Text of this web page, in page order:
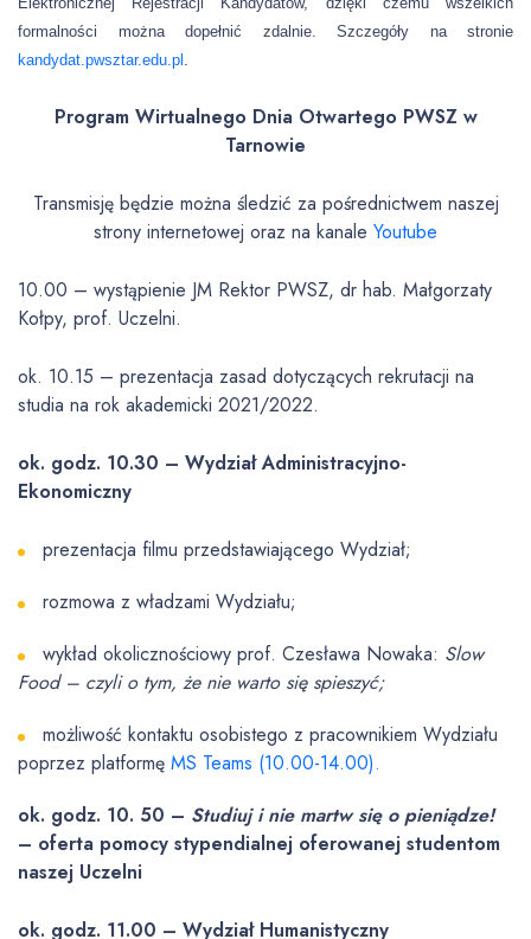
formalności można dopełnić zdalnie. Szczegóły na stronie
kandydat.pwsztar.edu.pl .
Program Wirtualnego Dnia Otwartego PWSZ w
Tarnowie
Transmisję będzie można śledzić za pośrednictwem naszej
strony internetowej oraz na kanale Youtube
10.00 – wystąpienie JM Rektor PWSZ, dr hab. Małgorzaty
Kołpy, prof. Uczelni.
ok. 10.15 – prezentacja zasad dotyczących rekrutacji na
studia na rok akademicki 2021/2022.
ok. godz. 10.30 – Wydział Administracyjno-
Ekonomiczny
prezentacja filmu przedstawiającego Wydział;
rozmowa z władzami Wydziału;
wykład okolicznościowy prof. Czesława Nowaka: Slow
Food – czyli o tym, że nie warto się spieszyć;
możliwość kontaktu osobistego z pracownikiem Wydziału
poprzez platformę MS Teams (10.00-14.00).
ok. godz. 10. 50 – Studiuj i nie martw się o pieniądze!
– oferta pomocy stypendialnej oferowanej studentom
naszej Uczelni
ok. godz. 11.00 – Wydział Humanistyczny